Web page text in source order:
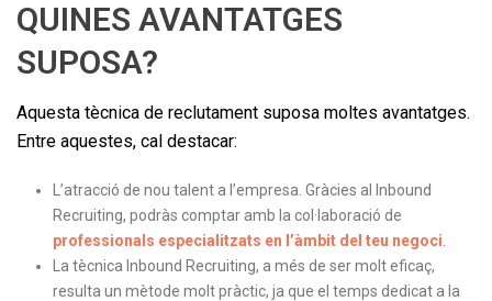
QUINES AVANTATGES
SUPOSA?
Aquesta tècnica de reclutament suposa moltes avantatges.
Entre aquestes, cal destacar:
L’atracció de nou talent a l’empresa. Gràcies al Inbound
Recruiting, podràs comptar amb la col·laboració de
professionals especialitzats en l’àmbit del teu negoci
La tècnica Inbound Recruiting, a més de ser molt eficaç,
resulta un mètode molt pràctic, ja que el temps dedicat a la